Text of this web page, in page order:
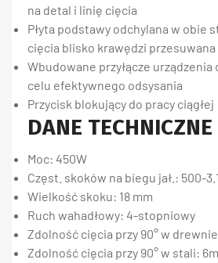
na detal i linię cięcia
Płyta podstawy odchylana w obie
cięcia blisko krawędzi przesuwana
Wbudowane przyłącze urządzenia
celu efektywnego odsysania
Przycisk blokujący do pracy ciągłej
DANE TECHNICZNE
Moc: 450W
Częst. skoków na biegu jał.: 500-
Wielkość skoku: 18 mm
Ruch wahadłowy: 4-stopniowy
Zdolność cięcia przy 90° w
Zdolność cięcia przy 90° w stali: